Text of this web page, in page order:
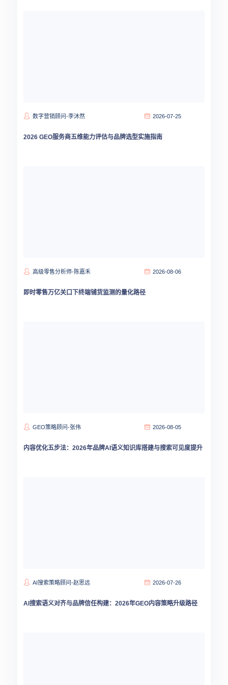
数字营销顾问-李沐然 2026-07-25
2026 GEO服务商五维能力评估与品牌选型实施指南
高级零售分析师-陈嘉禾 2026-08-06
即时零售万亿关口下终端铺货监测的量化路径
GEO策略顾问-张伟 2026-08-05
内容优化五步法：2026年品牌AI语义知识库搭建与搜索可见度提升
AI搜索策略顾问-赵思远 2026-07-26
AI搜索语义对齐与品牌信任构建：2026年GEO内容策略升级路径